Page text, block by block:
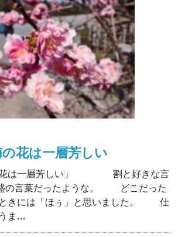
花は一層芳しい
の花は一層芳しい」 割と好きな言
の言葉だったような。 どこだった
ときには「ほぅ」と思いました。 仕
ま...